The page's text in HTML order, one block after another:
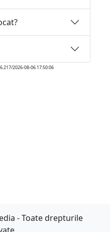
2026-08-06 17:50:06
- Toate drepturile